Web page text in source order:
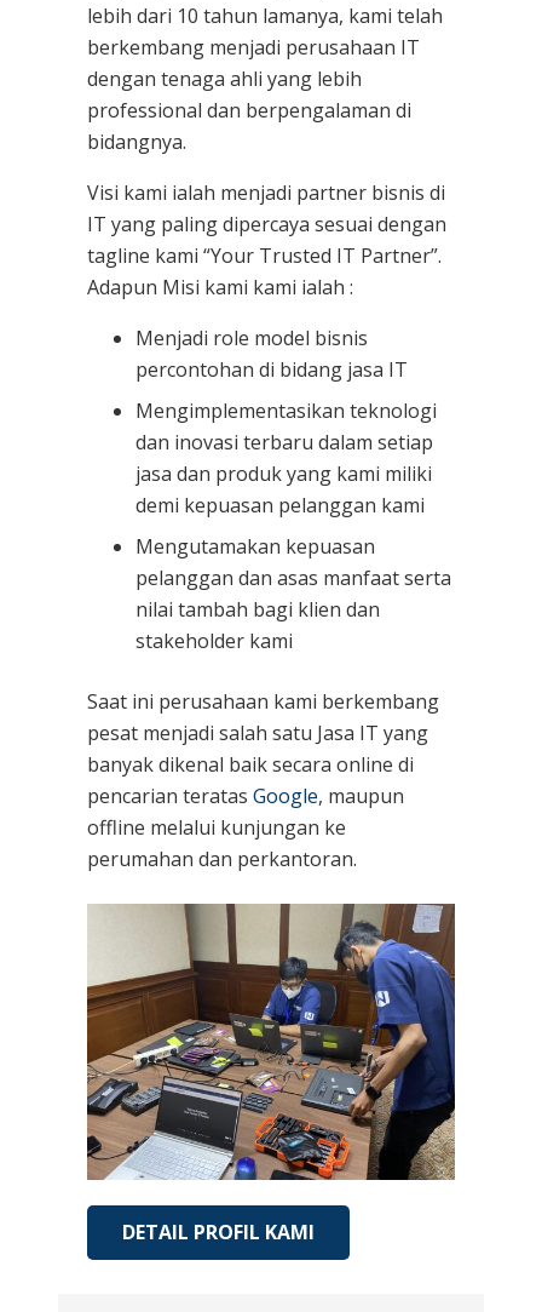
lebih dari 10 tahun lamanya, kami telah
berkembang menjadi perusahaan IT
dengan tenaga ahli yang lebih
professional dan berpengalaman di
bidangnya.
Visi kami ialah menjadi partner bisnis di
IT yang paling dipercaya sesuai dengan
tagline kami “Your Trusted IT Partner”.
Adapun Misi kami kami ialah :
Menjadi role model bisnis
percontohan di bidang jasa IT
Mengimplementasikan teknologi
dan inovasi terbaru dalam setiap
jasa dan produk yang kami miliki
demi kepuasan pelanggan kami
Mengutamakan kepuasan
pelanggan dan asas manfaat serta
nilai tambah bagi klien dan
stakeholder kami
Saat ini perusahaan kami berkembang
pesat menjadi salah satu Jasa IT yang
banyak dikenal baik secara online di
pencarian teratas Google, maupun
offline melalui kunjungan ke
perumahan dan perkantoran.
DETAIL PROFIL KAMI